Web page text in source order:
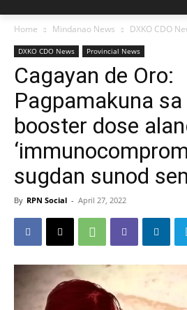
Home Mindanao News DXKO CDO
DXKO CDO News Provincial News
Cagayan de Oro:
Pagpamakuna sa
booster dose
sugdan sunod
By RPN Social - April 27, 2022